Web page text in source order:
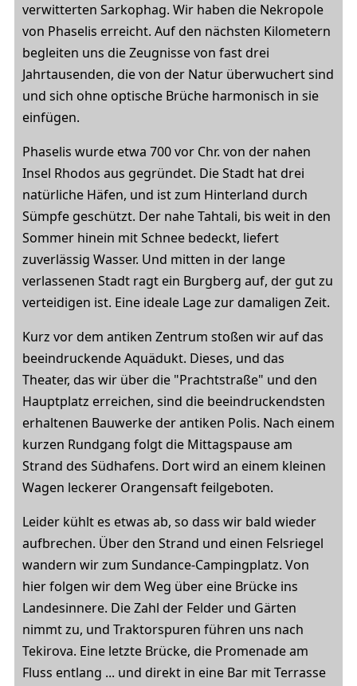
verwitterten Sarkophag. Wir haben die Nekropole
von Phaselis erreicht. Auf den nächsten Kilometern
begleiten uns die Zeugnisse von fast drei
Jahrtausenden, die von der Natur überwuchert sind
und sich ohne optische Brüche harmonisch in sie
einfügen.
Phaselis wurde etwa 700 vor Chr. von der nahen
Insel Rhodos aus gegründet. Die Stadt hat drei
natürliche Häfen, und ist zum Hinterland durch
Sümpfe geschützt. Der nahe Tahtali, bis weit in den
Sommer hinein mit Schnee bedeckt, liefert
zuverlässig Wasser. Und mitten in der lange
verlassenen Stadt ragt ein Burgberg auf, der gut zu
verteidigen ist. Eine ideale Lage zur damaligen Zeit.
Kurz vor dem antiken Zentrum stoßen wir auf das
beeindruckende Aquädukt. Dieses, und das
Theater, das wir über die "Prachtstraße" und den
Hauptplatz erreichen, sind die beeindruckendsten
erhaltenen Bauwerke der antiken Polis. Nach einem
kurzen Rundgang folgt die Mittagspause am
Strand des Südhafens. Dort wird an einem kleinen
Wagen leckerer Orangensaft feilgeboten.
Leider kühlt es etwas ab, so dass wir bald wieder
aufbrechen. Über den Strand und einen Felsriegel
wandern wir zum Sundance-Campingplatz. Von
hier folgen wir dem Weg über eine Brücke ins
Landesinnere. Die Zahl der Felder und Gärten
nimmt zu, und Traktorspuren führen uns nach
Tekirova. Eine letzte Brücke, die Promenade am
Fluss entlang ... und direkt in eine Bar mit Terrasse